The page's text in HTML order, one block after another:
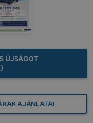
ÚJSÁGOT
AJÁNLATAI